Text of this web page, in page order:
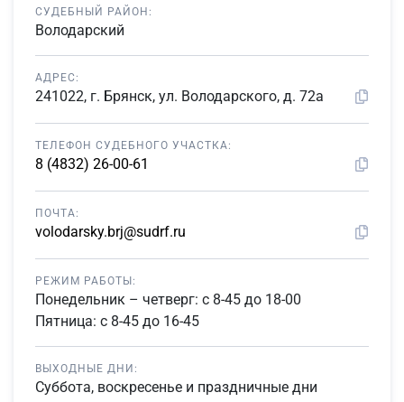
СУДЕБНЫЙ РАЙОН:
Володарский
АДРЕС:
241022, г. Брянск, ул. Володарского, д. 72а
ТЕЛЕФОН СУДЕБНОГО УЧАСТКА:
8 (4832) 26-00-61
ПОЧТА:
volodarsky.brj@sudrf.ru
РЕЖИМ РАБОТЫ:
Понедельник – четверг: с 8-45 до 18-00
Пятница: с 8-45 до 16-45
ВЫХОДНЫЕ ДНИ:
Суббота, воскресенье и праздничные дни